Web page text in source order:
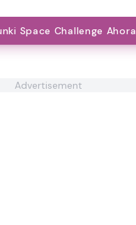
Space Challenge Ahora
Advertisement